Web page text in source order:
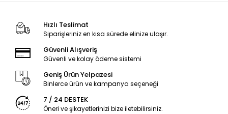
Hızlı Teslimat
Siparişleriniz en kısa sürede elinize ulaşır.
Güvenli Alışveriş
Güvenli ve kolay ödeme sistemi
Geniş Ürün Yelpazesi
Binlerce ürün ve kampanya seçeneği
7 / 24 DESTEK
Öneri ve şikayetlerinizi bize iletebilirsiniz.